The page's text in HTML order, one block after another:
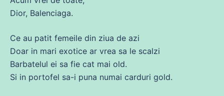
Dior, Balenciaga.
Ce au patit femeile din ziua de azi
Doar in mari exotice ar vrea sa le scalzi
Barbatelul ei sa fie cat mai old.
Si in portofel sa-i puna numai carduri gold.